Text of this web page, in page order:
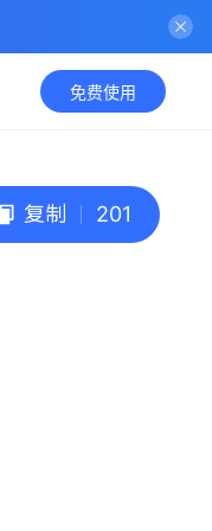
免费使用
复制 201